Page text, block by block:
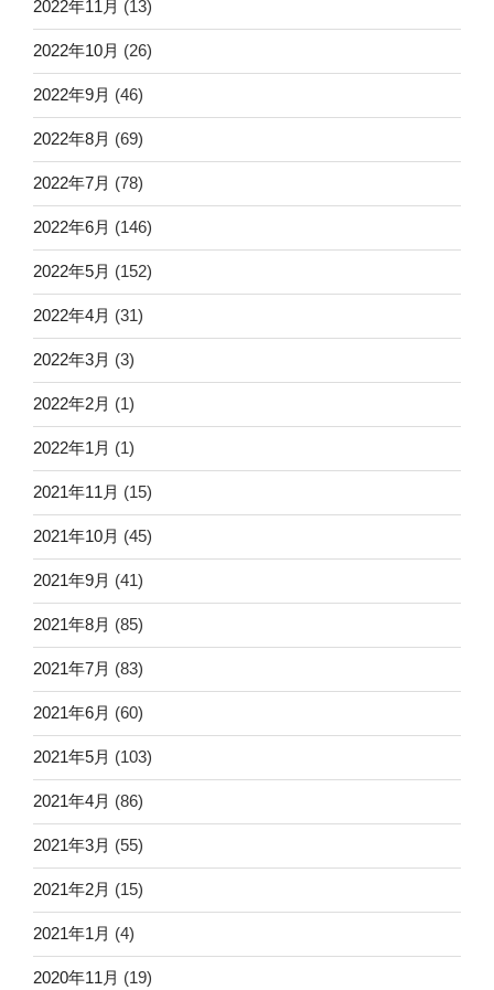
2022年11月 (13)
2022年10月 (26)
2022年9月 (46)
2022年8月 (69)
2022年7月 (78)
2022年6月 (146)
2022年5月 (152)
2022年4月 (31)
2022年3月 (3)
2022年2月 (1)
2022年1月 (1)
2021年11月 (15)
2021年10月 (45)
2021年9月 (41)
2021年8月 (85)
2021年7月 (83)
2021年6月 (60)
2021年5月 (103)
2021年4月 (86)
2021年3月 (55)
2021年2月 (15)
2021年1月 (4)
2020年11月 (19)